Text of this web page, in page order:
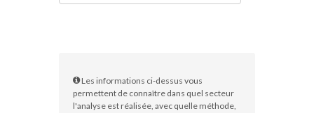
Les informations ci-dessus vous
permettent de connaître dans quel secteur
l'analyse est réalisée, avec quelle méthode,